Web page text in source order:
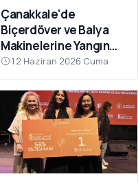
Çanakkale'de
Biçerdöver ve Balya
Makinelerine Yangın
Denetimi
12 Haziran 2026 Cuma